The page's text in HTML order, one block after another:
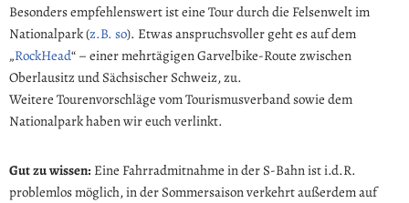
Besonders empfehlenswert ist eine Tour durch die Felsenwelt im
Nationalpark (z.B. so). Etwas anspruchsvoller geht es auf dem
„RockHead“ – einer mehrtägigen Garvelbike-Route zwischen
Oberlausitz und Sächsischer Schweiz, zu.
Weitere Tourenvorschläge vom Tourismusverband sowie dem
Nationalpark haben wir euch verlinkt.
Gut zu wissen: Eine Fahrradmitnahme in der S-Bahn ist i.d.R.
problemlos möglich, in der Sommersaison verkehrt außerdem auf